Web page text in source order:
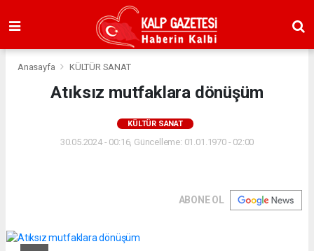
Anasayfa KÜLTÜR SANAT
Atıksız mutfaklara dönüşüm
KÜLTÜR SANAT
30.05.2024 - 00:16, Güncelleme: 01.01.1970 - 02:00
ABONE OL